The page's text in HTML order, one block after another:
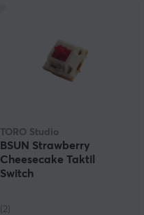
TORO Studio
BSUN Strawberry
Cheesecake Taktil
Switch
(2)